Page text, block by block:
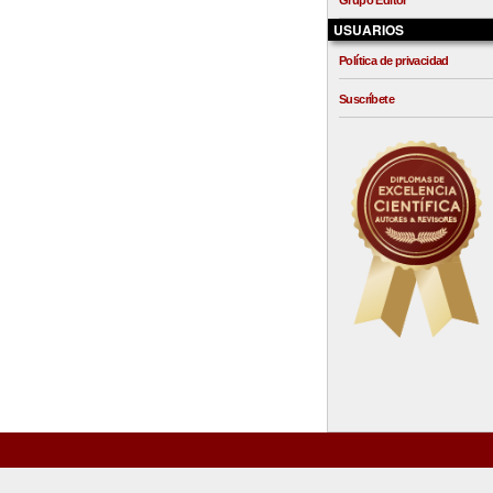
USUARIOS
Política de privacidad
Suscríbete